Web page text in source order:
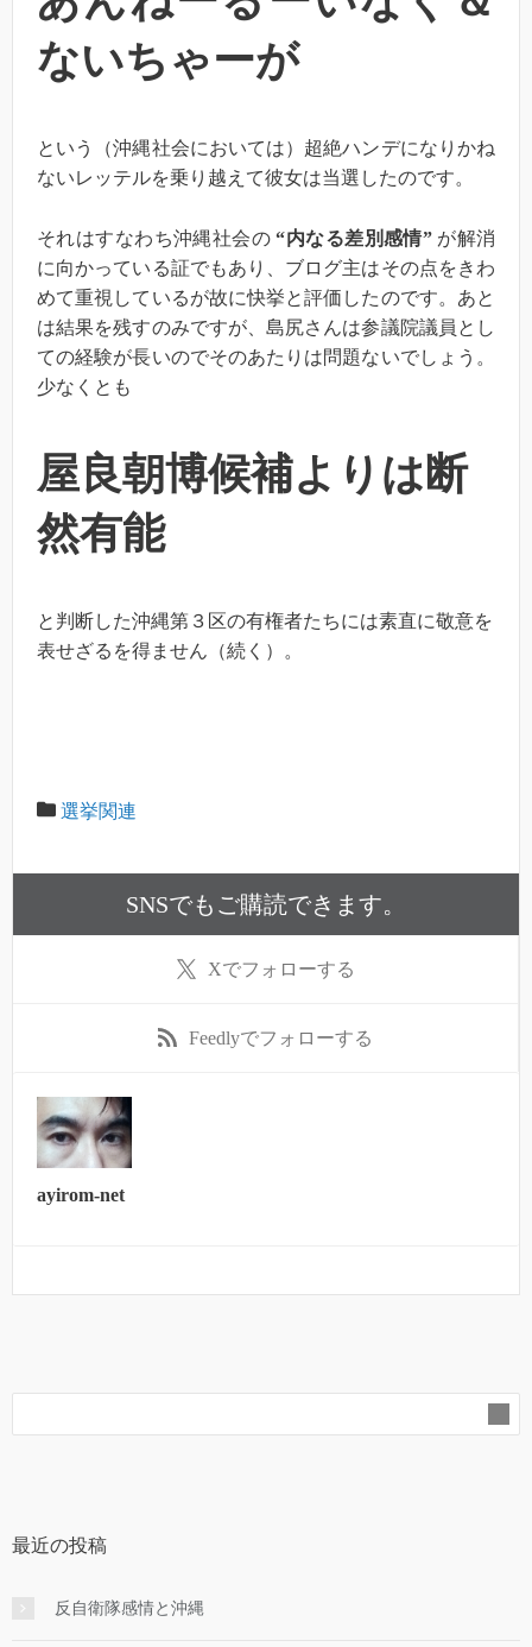
ないちゃーが
という（沖縄社会においては）超絶ハンデになりかね
ないレッテルを乗り越えて彼女は当選したのです。
それはすなわち沖縄社会の“内なる差別感情”が解消
に向かっている証でもあり、ブログ主はその点をきわ
めて重視しているが故に快挙と評価したのです。あと
は結果を残すのみですが、島尻さんは参議院議員とし
ての経験が長いのでそのあたりは問題ないでしょう。
少なくとも
屋良朝博候補よりは断
然有能
と判断した沖縄第３区の有権者たちには素直に敬意を
表せざるを得ません（続く）。
選挙関連
SNSでもご購読できます。
Xでフォローする
Feedlyでフォローする
ayirom-net
最近の投稿
反自衛隊感情と沖縄